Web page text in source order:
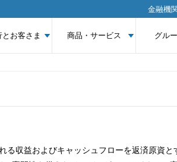
金融機
お客さま 商品・サービス グル
る収益およびキャッシュフローを返済原資と